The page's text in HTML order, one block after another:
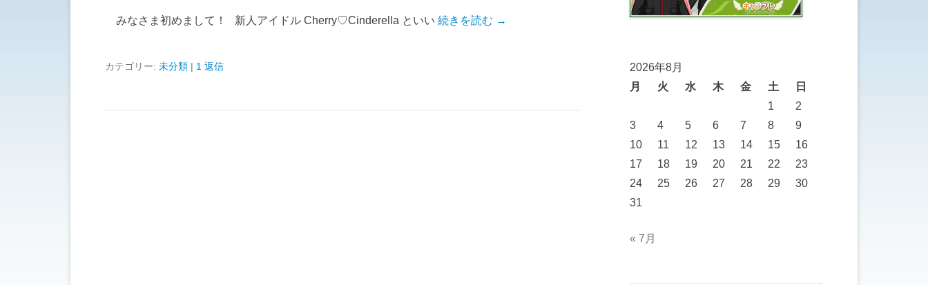
みなさま初めまして！ 新人アイドル Cherry♡Cinderella といい 続きを読む →
カテゴリー: 未分類 | 1 返信
2026年8月
月
火 水 木 金 土
日
1
2
3
4 5 6 7 8
9
10
11 12 13 14 15
16
17
18 19 20 21 22
23
24
25 26 27 28 29
30
31
« 7月